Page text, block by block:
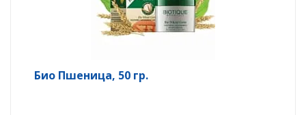
Био Пшеница, 50 гр.